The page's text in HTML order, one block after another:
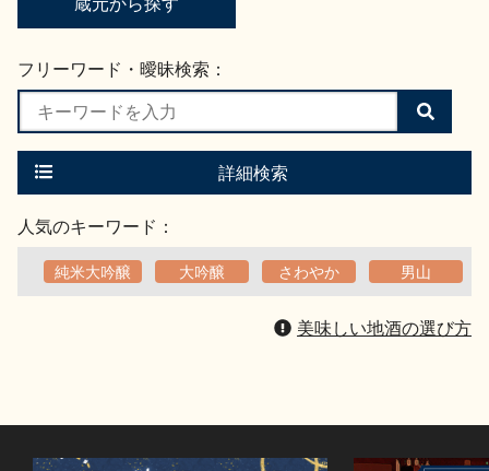
フリーワード・曖昧検索：
検
索
す
詳細検索
人気のキーワード：
純米大吟醸 大吟醸 さわやか 男山
美味しい地酒の選び方